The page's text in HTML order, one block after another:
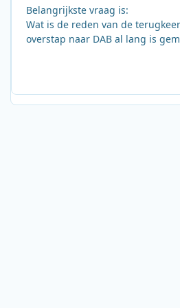
Belangrijkste vraag is:
Wat is de reden van de
overstap naar DAB al lang is